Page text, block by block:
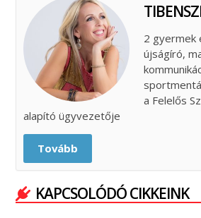
2 gyermek
újságíró,
a Felelős
alapító ügyvezetője
Tovább
KAPCSOLÓDÓ CIKKEINK